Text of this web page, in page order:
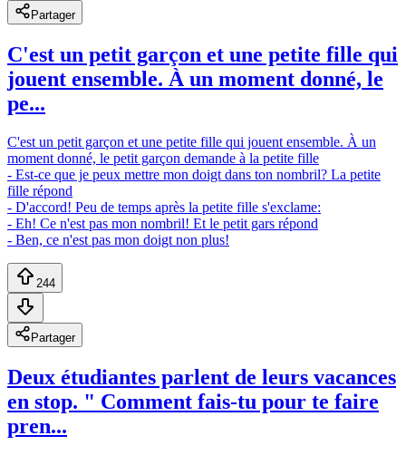
Partager
C'est un petit garçon et une petite fille qui
jouent ensemble. À un moment donné, le
pe...
C'est un petit garçon et une petite fille qui jouent ensemble. À un
moment donné, le petit garçon demande à la petite fille
- Est-ce que je peux mettre mon doigt dans ton nombril? La petite
fille répond
- D'accord! Peu de temps après la petite fille s'exclame:
- Eh! Ce n'est pas mon nombril! Et le petit gars répond
- Ben, ce n'est pas mon doigt non plus!
244
Partager
Deux étudiantes parlent de leurs vacances
en stop. " Comment fais-tu pour te faire
pren...